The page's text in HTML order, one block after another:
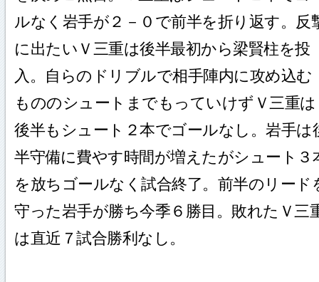
ルなく岩手が２－０で前半を折り返す。反
に出たいＶ三重は後半最初から梁賢柱を投
入。自らのドリブルで相手陣内に攻め込む
もののシュートまでもっていけずＶ三重は
後半もシュート２本でゴールなし。岩手は
半守備に費やす時間が増えたがシュート３
を放ちゴールなく試合終了。前半のリード
守った岩手が勝ち今季６勝目。敗れたＶ三
は直近７試合勝利なし。